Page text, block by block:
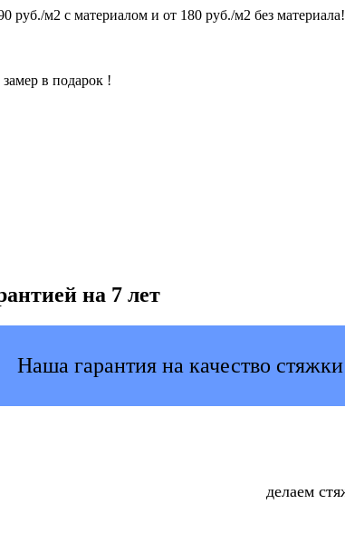
руб./м2 с материалом и от 180 руб./м2 без материала!
в подарок !
на 7 лет
Наша гарантия на качество
делаем